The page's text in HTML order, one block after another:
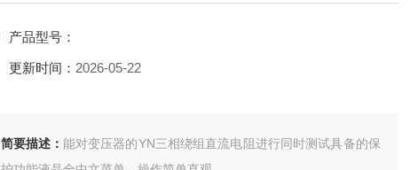
产品型号：
更新时间： 2026-05-22
简要描述： 能对变压器的YN三相绕组直流电阻进行同时测试具备的保